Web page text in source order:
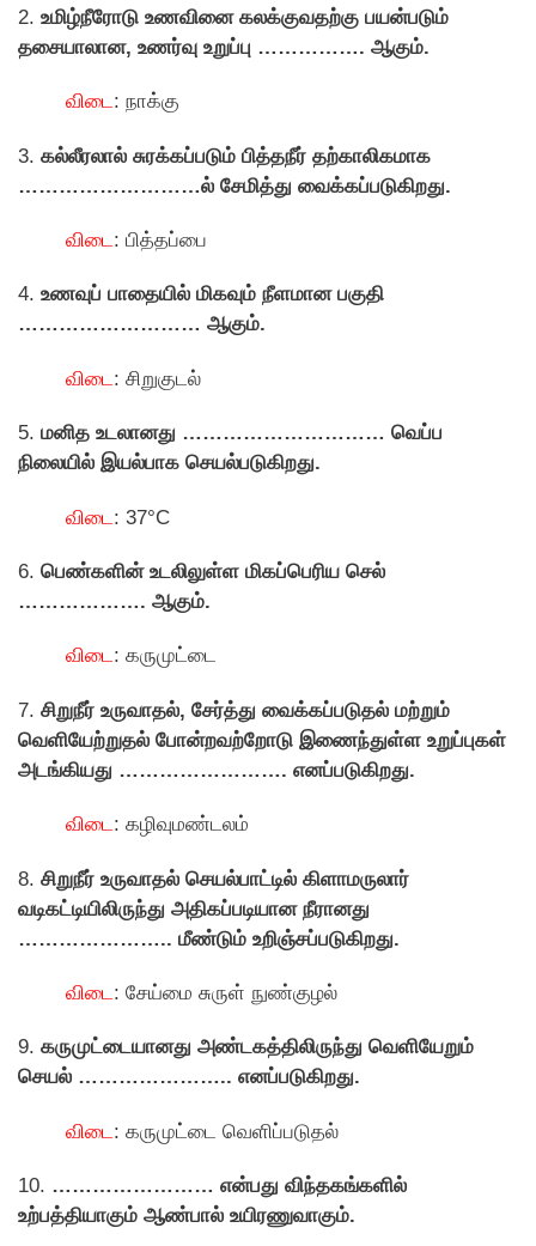
2. உமிழ்நீராேடு உணவினை கலக்குவதற்கு பயன்படும்
தசையாலான, உணர்வு உறுப்பு ……………. ஆகும்.
விடை: நாக்கு
3. கல்லீரலால் சுரக்கப்படும் பித்தநீர் தற்காலிகமாக
………………………ல் சேமித்து வைக்கப்படுகிறது.
விடை: பித்தப்பை
4. உணவுப் பாதையில் மிகவும் நீளமான பகுதி
……………………… ஆகும்.
விடை : சிறுகுடல்
5. மனித உடலானது ………………………… வெப்ப
நிலையில் இயல்பாக செயல்படுகிறது.
விடை : 37°C
6. பெண்களின் உடலிலுள்ள மிகப்பெரிய செல்
………………. ஆகும்.
விடை: கருமுட்டை
7. சிறுநீர் உருவாதல், சேர்த்து வைக்கப்படுதல் மற்றும்
வெளியேற்றுதல் போன்றவற்றாேடு இணைந்துள்ள உறுப்புகள்
அடங்கியது ……………………. எனப்படுகிறது.
விடை: கழிவுமண்டலம்
8. சிறுநீர் உருவாதல் செயல்பாட்டில் கிளாமருலார்
வடிகட்டியிலிருந்து அதிகப்படியான நீரானது
………………….. மீண்டும் உறிஞ்சப்படுகிறது.
விடை: சேய்மை சுருள் நுண்குழல்
9. கருமுட்டையானது அண்டகத்திலிருந்து வெளியேறும்
செயல் ………………….. எனப்படுகிறது.
விடை : கருமுட்டை வெளிப்படுதல்
10. …………………… என்பது விந்தகங்களில்
உற்பத்தியாகும் ஆண்பால் உயிரணுவாகும்.